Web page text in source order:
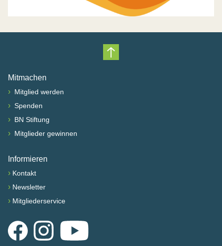
Nach oben scrollen
Mitmachen
› Mitglied werden
› Spenden
› BN Stiftung
› Mitglieder gewinnen
Informieren
› Kontakt
› Newsletter
› Mitgliederservice
FacebookInstagramYouTube